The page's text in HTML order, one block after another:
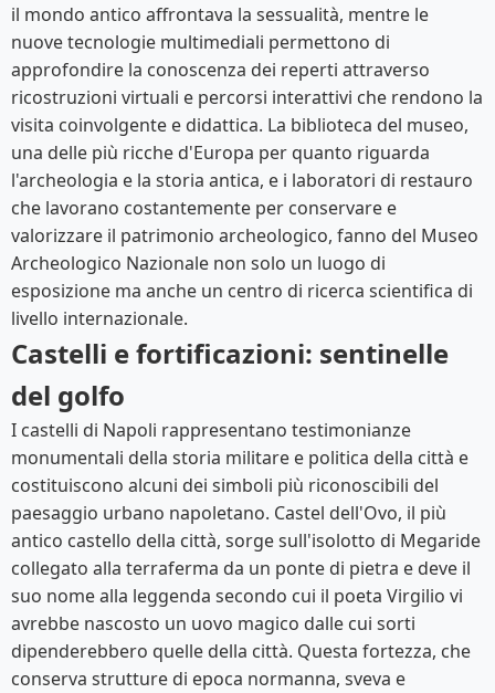
il mondo antico affrontava la sessualità, mentre le
nuove tecnologie multimediali permettono di
approfondire la conoscenza dei reperti attraverso
ricostruzioni virtuali e percorsi interattivi che rendono la
visita coinvolgente e didattica. La biblioteca del museo,
una delle più ricche d'Europa per quanto riguarda
l'archeologia e la storia antica, e i laboratori di restauro
che lavorano costantemente per conservare e
valorizzare il patrimonio archeologico, fanno del Museo
Archeologico Nazionale non solo un luogo di
esposizione ma anche un centro di ricerca scientifica di
livello internazionale.
Castelli e fortificazioni: sentinelle
del golfo
I castelli di Napoli rappresentano testimonianze
monumentali della storia militare e politica della città e
costituiscono alcuni dei simboli più riconoscibili del
paesaggio urbano napoletano. Castel dell'Ovo, il più
antico castello della città, sorge sull'isolotto di Megaride
collegato alla terraferma da un ponte di pietra e deve il
suo nome alla leggenda secondo cui il poeta Virgilio vi
avrebbe nascosto un uovo magico dalle cui sorti
dipenderebbero quelle della città. Questa fortezza, che
conserva strutture di epoca normanna, sveva e